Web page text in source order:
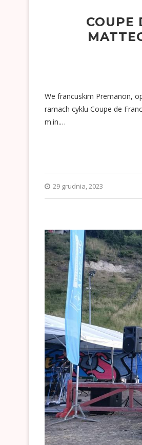
COUPE
We francuskim Premanon,
ramach cyklu Coupe de
m.in.…
29 grudnia, 2023